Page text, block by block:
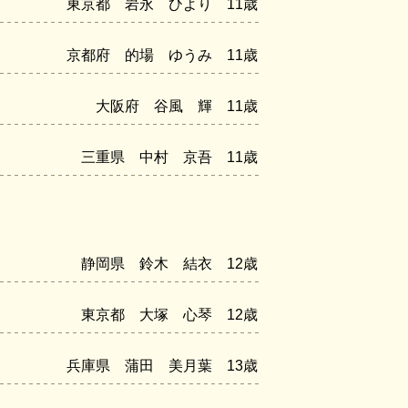
東京都 岩永 ひより 11歳
京都府 的場 ゆうみ 11歳
大阪府 谷風 輝 11歳
三重県 中村 京吾 11歳
静岡県 鈴木 結衣 12歳
東京都 大塚 心琴 12歳
兵庫県 蒲田 美月葉 13歳